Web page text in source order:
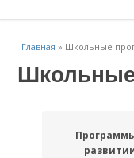
Главная » Школьные